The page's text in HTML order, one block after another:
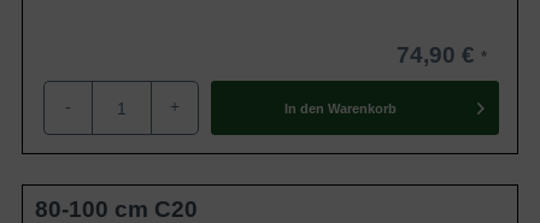
74,90 €
- + In den Warenkorb
80-100 cm C20